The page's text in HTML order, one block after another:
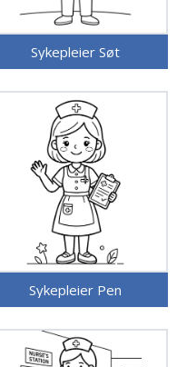
Sykepleier Søt
Sykepleier Pen